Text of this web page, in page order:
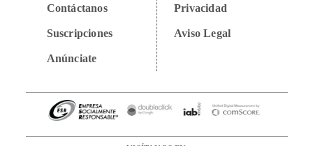
Contáctanos
Suscripciones
Anúnciate
Privacidad
Aviso Legal